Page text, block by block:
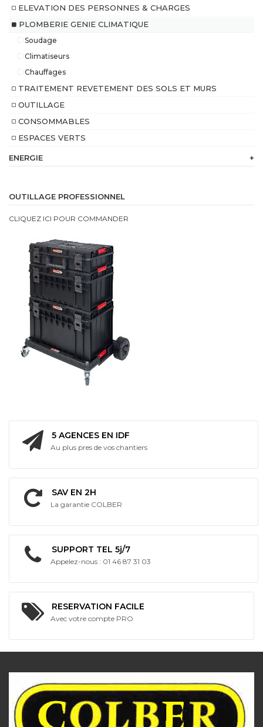
ELEVATION DES PERSONNES & CHARGES
PLOMBERIE GENIE CLIMATIQUE
Soudage
Climatiseurs
Chauffages
TRAITEMENT REVETEMENT DES SOLS ET MURS
OUTILLAGE
CONSOMMABLES
ESPACES VERTS
ENERGIE +
intégrée
Energie
OUTILLAGE PROFESSIONNEL
CLIQUEZ ICI POUR COMMANDER
5 AGENCES EN IDF
Au plus pres de vos chantiers
SAV EN 2H
La garantie COLBER
SUPPORT TEL 5j/7
Appelez-nous : 01 46 87 31 03
RESERVATION FACILE
Avec votre compte PRO